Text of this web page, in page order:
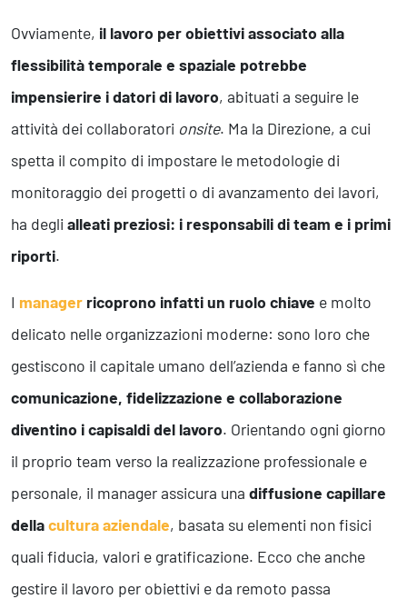
Ovviamente, il lavoro per obiettivi associato alla
flessibilità temporale e spaziale potrebbe
impensierire i datori di lavoro, abituati a seguire le
attività dei collaboratori onsite. Ma la Direzione, a cui
spetta il compito di impostare le metodologie di
monitoraggio dei progetti o di avanzamento dei lavori,
ha degli alleati preziosi: i responsabili di team e i primi
riporti.
I manager ricoprono infatti un ruolo chiave e molto
delicato nelle organizzazioni moderne: sono loro che
gestiscono il capitale umano dell’azienda e fanno sì che
comunicazione, fidelizzazione e collaborazione
diventino i capisaldi del lavoro. Orientando ogni giorno
il proprio team verso la realizzazione professionale e
personale, il manager assicura una diffusione capillare
dellacultura aziendale, basata su elementi non fisici
quali fiducia, valori e gratificazione. Ecco che anche
gestire il lavoro per obiettivi e da remoto passa